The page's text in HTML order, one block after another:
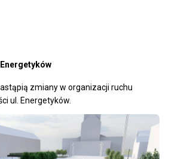
zmiany w organizacji ruchu
ul. Energetyków.